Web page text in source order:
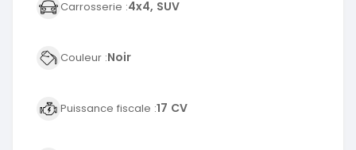
Carrosserie :4x4, SUV
Couleur :Noir
Puissance fiscale :17 CV